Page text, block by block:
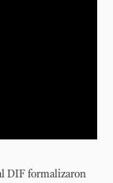
DIF formalizaron